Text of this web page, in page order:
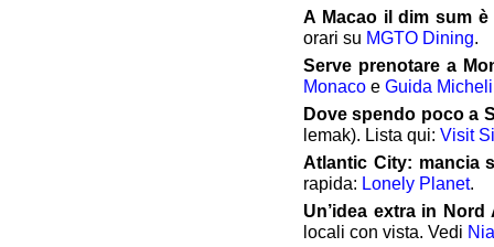
A Macao il dim sum
orari su MGTO Dining.
Serve prenotare a
Monaco e Guida
Dove spendo poco a
lemak). Lista qui: Visit
Atlantic City: mancia
rapida: Lonely Planet.
Un’idea extra in Nord
locali con vista. Vedi